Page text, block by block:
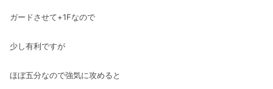
ガードさせて+1Fなので
少し有利ですが
ほぼ五分なので強気に攻めると